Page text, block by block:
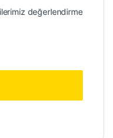
değerlendirme